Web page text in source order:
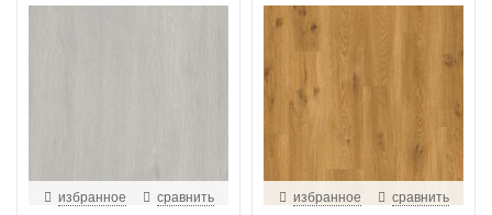
избранное сравнить избранное сравнить